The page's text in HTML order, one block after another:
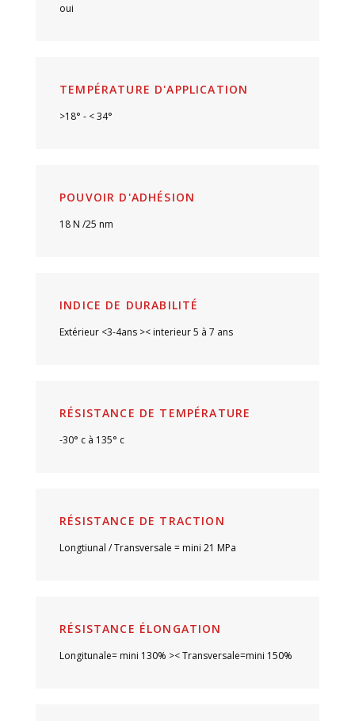
oui
TEMPÉRATURE D'APPLICATION
>18° - < 34°
POUVOIR D'ADHÉSION
18 N /25 nm
INDICE DE DURABILITÉ
Extérieur <3-4ans >< interieur 5 à 7 ans
RÉSISTANCE DE TEMPÉRATURE
-30° c à 135° c
RÉSISTANCE DE TRACTION
Longtiunal / Transversale = mini 21 MPa
RÉSISTANCE ÉLONGATION
Longitunale= mini 130% >< Transversale=mini 150%